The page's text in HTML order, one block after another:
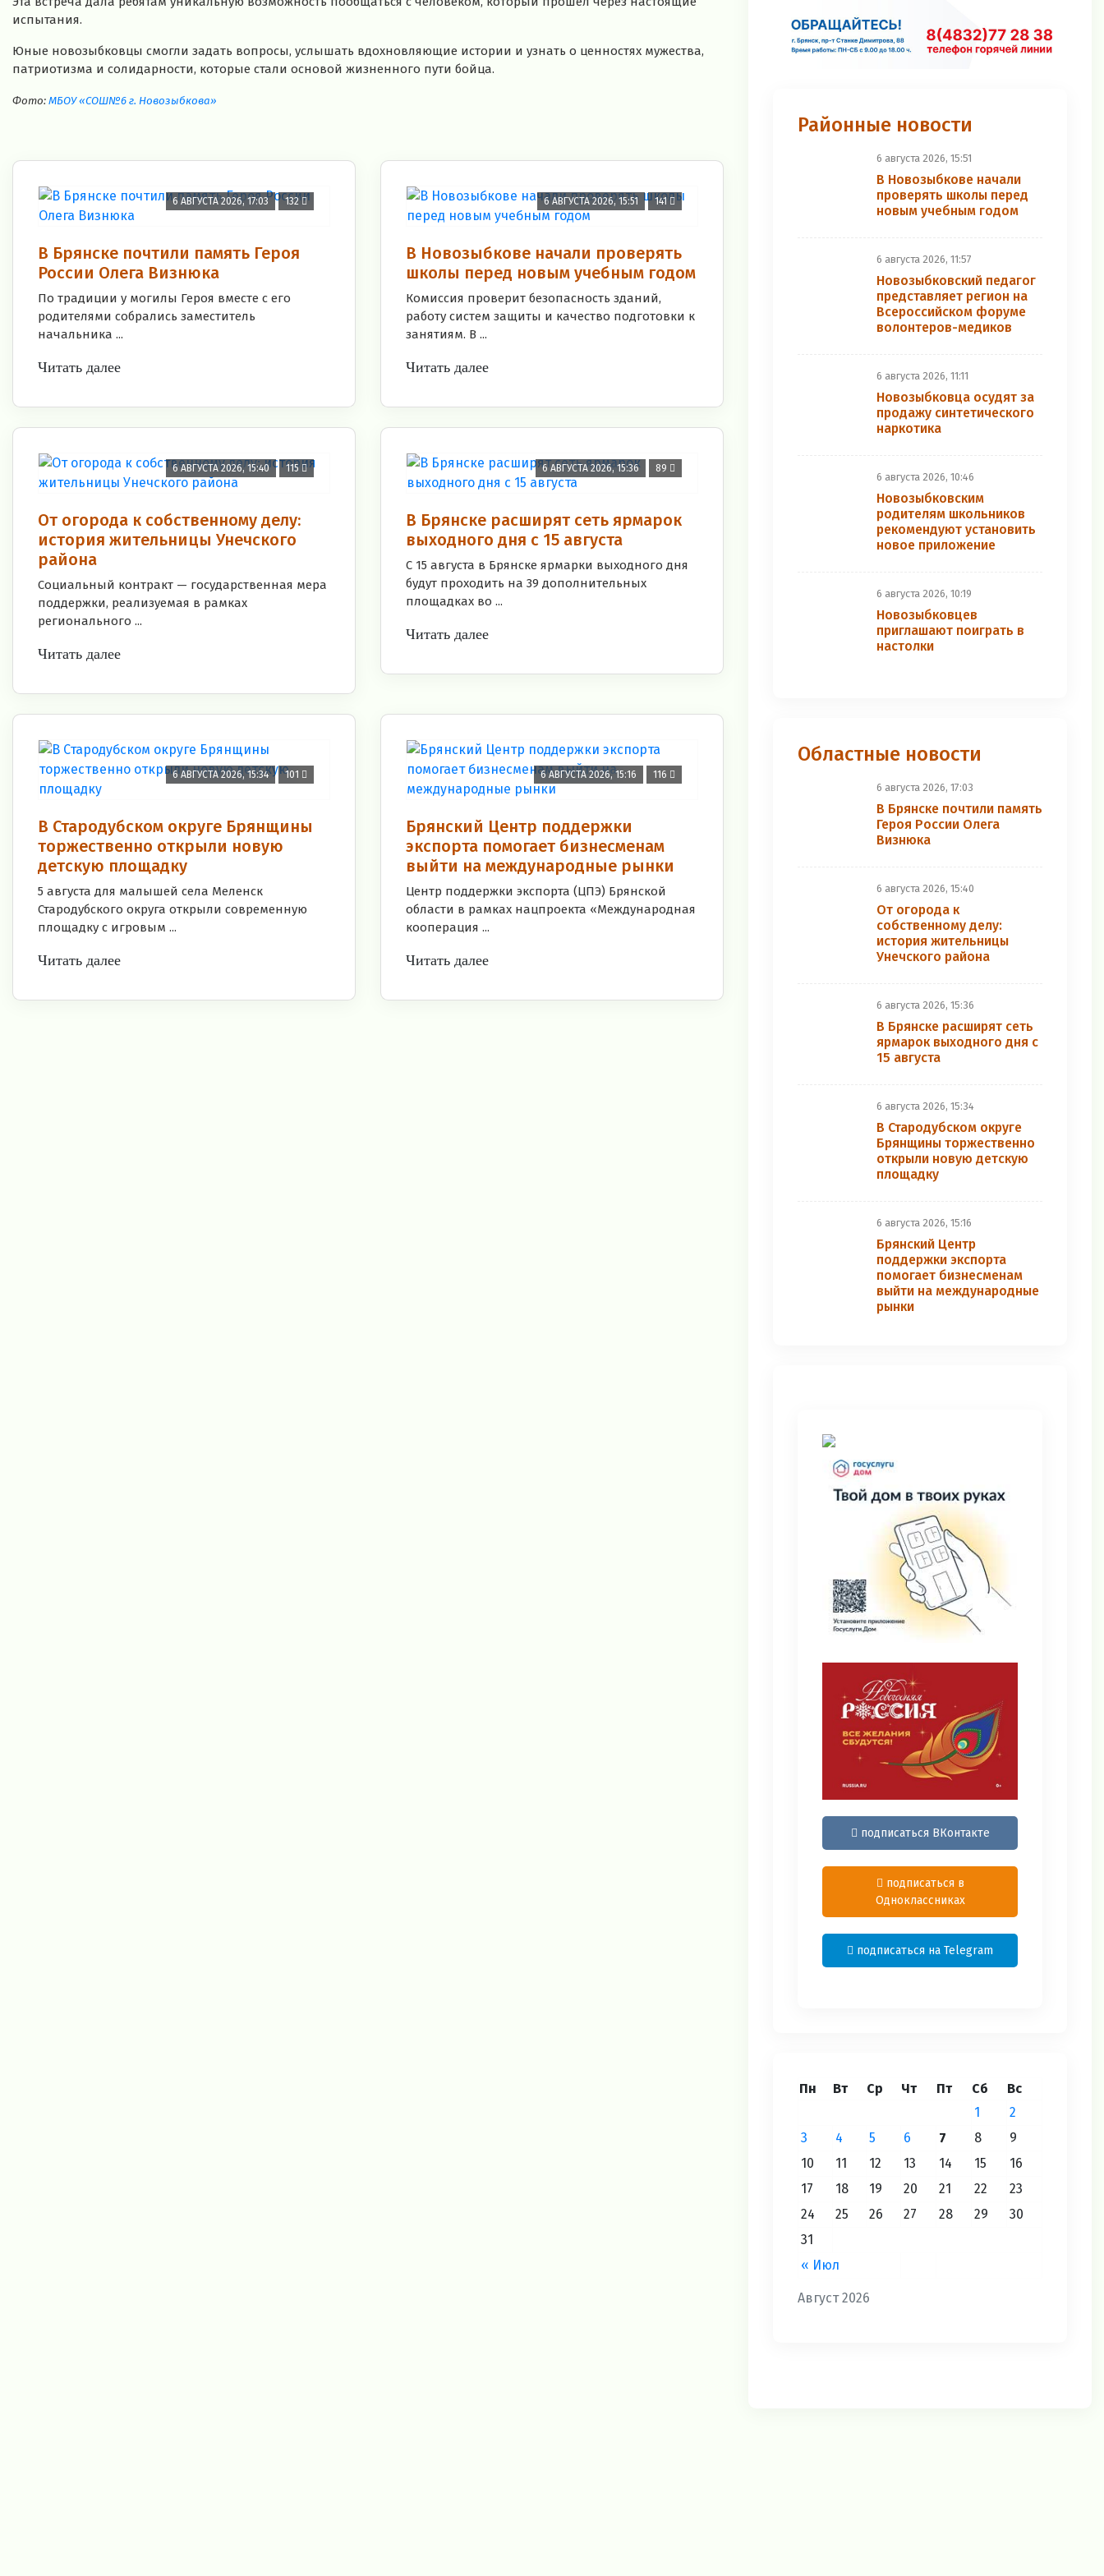
испытания.
Юные новозыбковцы смогли задать вопросы, услышать вдохновляющие истории и узнать о ценностях мужества,
патриотизма и солидарности, которые стали основой жизненного пути бойца.
Фото:МБОУ «СОШ№6 г. Новозыбкова»
6 АВГУСТА 2026, 17:03 132
В Брянске почтили память Героя
России Олега Визнюка
По традиции у могилы Героя вместе с его
родителями собрались заместитель
начальника ...
Читать далее
6 АВГУСТА 2026, 15:51 141
В Новозыбкове начали проверять
школы перед новым учебным годом
Комиссия проверит безопасность зданий,
работу систем защиты и качество подготовки к
занятиям. В ...
Читать далее
6 АВГУСТА 2026, 15:40 115
От огорода к собственному делу:
история жительницы Унечского
района
Социальный контракт — государственная мера
поддержки, реализуемая в рамках
регионального ...
Читать далее
6 АВГУСТА 2026, 15:36 89
В Брянске расширят сеть ярмарок
выходного дня с 15 августа
С 15 августа в Брянске ярмарки выходного дня
будут проходить на 39 дополнительных
площадках во ...
Читать далее
6 АВГУСТА 2026, 15:34 101
В Стародубском округе Брянщины
торжественно открыли новую
детскую площадку
5 августа для малышей села Меленск
Стародубского округа открыли современную
площадку с игровым ...
Читать далее
6 АВГУСТА 2026, 15:16 116
Брянский Центр поддержки
экспорта помогает бизнесменам
выйти на международные рынки
Центр поддержки экспорта (ЦПЭ) Брянской
области в рамках нацпроекта «Международная
кооперация ...
Читать далее
Районные новости
6 августа 2026, 15:51
В Новозыбкове начали
проверять школы перед
новым учебным годом
6 августа 2026, 11:57
Новозыбковский педагог
представляет регион на
Всероссийском форуме
волонтеров-медиков
6 августа 2026, 11:11
Новозыбковца осудят за
продажу синтетического
наркотика
6 августа 2026, 10:46
Новозыбковским
родителям школьников
рекомендуют установить
новое приложение
6 августа 2026, 10:19
Новозыбковцев
приглашают поиграть в
настолки
Областные новости
6 августа 2026, 17:03
В Брянске почтили память
Героя России Олега
Визнюка
6 августа 2026, 15:40
От огорода к
собственному делу:
история жительницы
Унечского района
6 августа 2026, 15:36
В Брянске расширят сеть
ярмарок выходного дня с
15 августа
6 августа 2026, 15:34
В Стародубском округе
Брянщины торжественно
открыли новую детскую
площадку
6 августа 2026, 15:16
Брянский Центр
поддержки экспорта
помогает бизнесменам
выйти на международные
рынки
подписаться ВКонтакте
подписаться в
Одноклассниках
подписаться на Telegram
Август 2026
Пн Вт Ср Чт Пт Сб Вс
« Июл
1
2
3
4 5 6 7 8
9
10
11 12 13 14 15
16
17
18 19 20 21 22
23
24
25 26 27 28 29
30
31